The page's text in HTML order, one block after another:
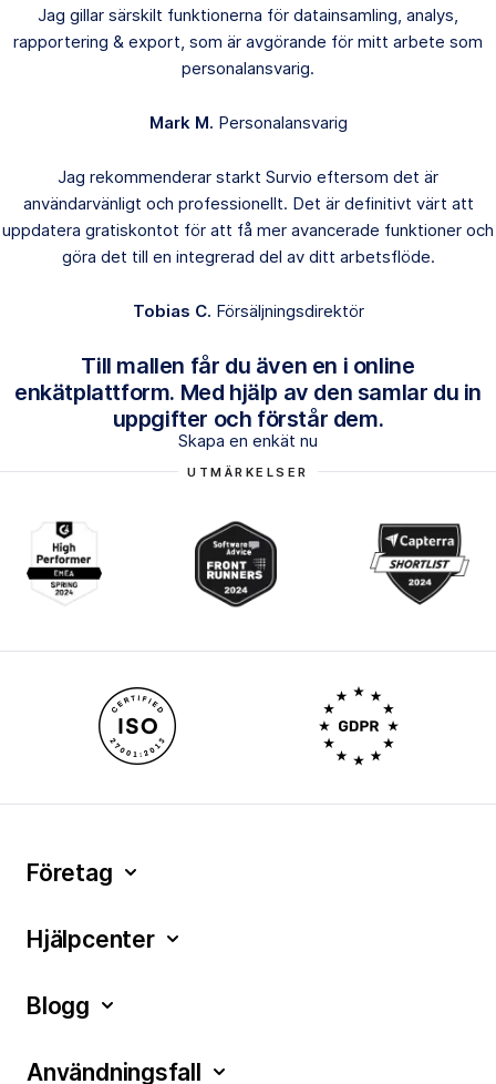
Jag gillar särskilt funktionerna för datainsamling, analys,
rapportering & export, som är avgörande för mitt arbete som
personalansvarig.
Mark M. Personalansvarig
Jag rekommenderar starkt Survio eftersom det är
användarvänligt och professionellt. Det är definitivt värt att
uppdatera gratiskontot för att få mer avancerade funktioner och
göra det till en integrerad del av ditt arbetsflöde.
Tobias C. Försäljningsdirektör
Till mallen får du även en i online
enkätplattform. Med hjälp av den samlar du in
uppgifter och förstår dem.
Skapa en enkät nu
UTMÄRKELSER
Företag
Hjälpcenter
Blogg
Användningsfall